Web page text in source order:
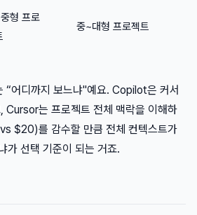
형 프로
중~대형 프로젝트
“어디까지 보느냐"예요. Copilot은 커서
Cursor는 프로젝트 전체 맥락을 이해하
$20)를 감수할 만큼 전체 컨텍스트가
가 선택 기준이 되는 거죠.